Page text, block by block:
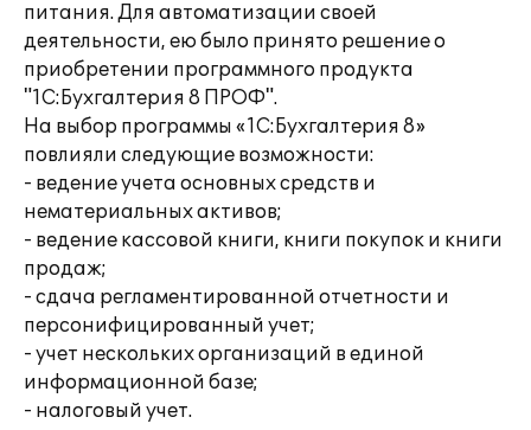
питания. Для автоматизации своей
деятельности, ею было принято решение о
приобретении программного продукта
"1С:Бухгалтерия 8 ПРОФ".
На выбор программы «1С:Бухгалтерия 8»
повлияли следующие возможности:
- ведение учета основных средств и
нематериальных активов;
- ведение кассовой книги, книги покупок и книги
продаж;
- сдача регламентированной отчетности и
персонифицированный учет;
- учет нескольких организаций в единой
информационной базе;
- налоговый учет.